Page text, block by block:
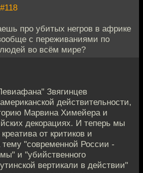
#118
про убитых негров в африке
с переживаниями по
во всём мире?
Звягинцев
действительности,
Марвина Химейера и
декорациях. И теперь мы
от критиков и
тему "современной России -
и "убийственного
вертикали в действии"